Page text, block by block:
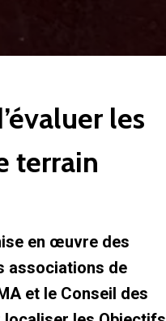
les
terrain
en œuvre des
associations de
et le Conseil des